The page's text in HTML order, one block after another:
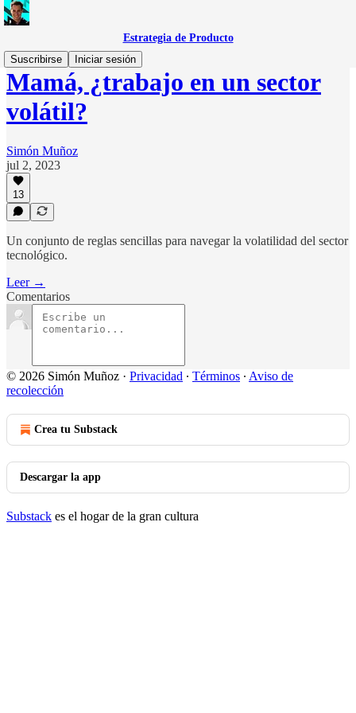
Estrategia de Producto
Suscribirse
Iniciar sesión
Mamá, ¿trabajo en un sector
volátil?
Simón Muñoz
jul 2, 2023
13
Un conjunto de reglas sencillas para navegar la volatilidad del sector
tecnológico.
Leer →
Comentarios
© 2026 Simón Muñoz · Privacidad ∙ Términos ∙ Aviso de
recolección
Crea tu Substack
Descargar la app
Substack es el hogar de la gran cultura